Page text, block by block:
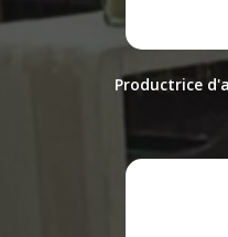
Productrice